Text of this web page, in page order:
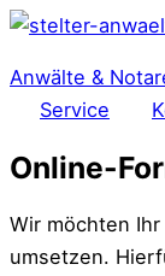
Zum
springen
Anwälte &
Service
Online-
Wir möchten
umsetzen.